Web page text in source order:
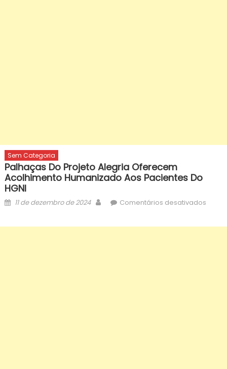
Sem Categoria
Palhaças Do Projeto Alegria Oferecem
Acolhimento Humanizado Aos Pacientes Do
HGNI
Posted
11 de dezembro de 2024 AuthorComentários desativadosem
do